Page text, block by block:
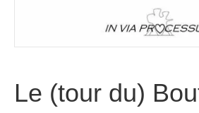
Le (tour du)